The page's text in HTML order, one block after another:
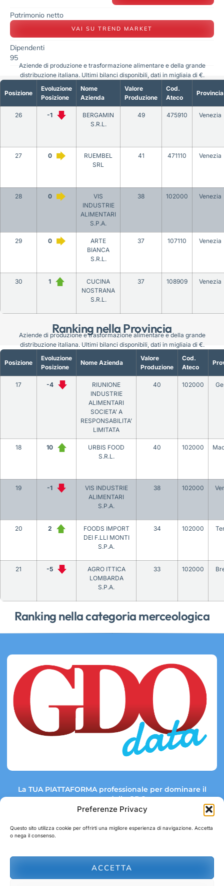
Preferenze Privacy
Questo sito utilizza cookie per offrirti una migliore esperienza di navigazione. Accetta
o nega il consenso.
ACCETTA
Patrimonio netto
VAI SU TREND MARKET
Dipendenti
95
Ranking nella Provincia
Posizione
Evoluzione
Posizione
Nome
Azienda
Valore
Produzione
Cod.
Ateco
Provincia
26 -1
BERGAMIN
S.R.L.
49 475910 Venezia
27 0
RUEMBEL
SRL
41 471110 Venezia
28 0
VIS
INDUSTRIE
ALIMENTARI
S.P.A.
38 102000 Venezia
29 0
ARTE
BIANCA
S.R.L.
37 107110 Venezia
30 1
CUCINA
NOSTRANA
S.R.L.
37 108909 Venezia
Aziende di produzione e trasformazione alimentare e della grande
distribuzione italiana. Ultimi bilanci disponibili, dati in migliaia di €.
Ranking nella categoria merceologica
Posizione
Evoluzione
Posizione
Nome Azienda
Valore
Produzione
Cod.
Ateco
17 -4
RIUNIONE
INDUSTRIE
ALIMENTARI
SOCIETA’ A
RESPONSABILITA’
LIMITATA
40 102000
18 10
URBIS FOOD
S.R.L.
40 102000
19 -1
VIS INDUSTRIE
ALIMENTARI
S.P.A.
38 102000
20 2
FOODS IMPORT
DEI F.LLI MONTI
S.P.A.
34 102000
21 -5
AGRO ITTICA
LOMBARDA
S.P.A.
33 102000
Aziende di produzione e trasformazione alimentare e della grande
distribuzione italiana. Ultimi bilanci disponibili, dati in migliaia di €.
La TUA PIATTAFORMA professionale per dominare il
mercato della GDO.
Link rapidi:
abbonamenti@gdodata.it